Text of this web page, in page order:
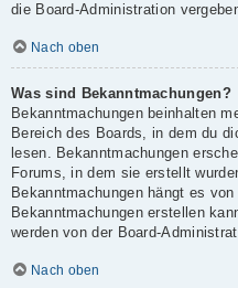
die Board-Administration
Nach oben
Was sind Bekanntmachungen?
Bekanntmachungen beinhalten
Bereich des Boards, in dem du
lesen. Bekanntmachungen
Forums, in dem sie erstellt
Bekanntmachungen hängt es
Bekanntmachungen erstellen
werden von der Board-
Nach oben